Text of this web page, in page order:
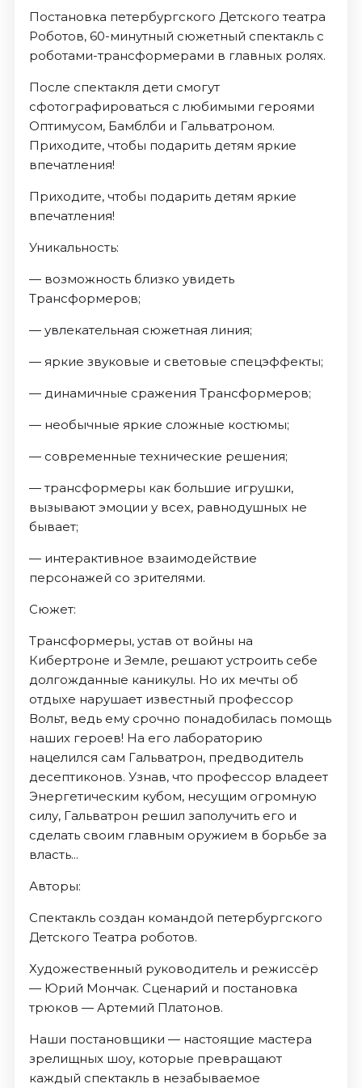
Постановка петербургского Детского театра
Роботов, 60-минутный сюжетный спектакль с
роботами-трансформерами в главных ролях.
После спектакля дети смогут
сфотографироваться с любимыми героями
Оптимусом, Бамблби и Гальватроном.
Приходите, чтобы подарить детям яркие
впечатления!
Приходите, чтобы подарить детям яркие
впечатления!
Уникальность:
— возможность близко увидеть
Трансформеров;
— увлекательная сюжетная линия;
— яркие звуковые и световые спецэффекты;
— динамичные сражения Трансформеров;
— необычные яркие сложные костюмы;
— современные технические решения;
— трансформеры как большие игрушки,
вызывают эмоции у всех, равнодушных не
бывает;
— интерактивное взаимодействие
персонажей со зрителями.
Сюжет:
Трансформеры, устав от войны на
Кибертроне и Земле, решают устроить себе
долгожданные каникулы. Но их мечты об
отдыхе нарушает известный профессор
Вольт, ведь ему срочно понадобилась помощь
наших героев! На его лабораторию
нацелился сам Гальватрон, предводитель
десептиконов. Узнав, что профессор владеет
Энергетическим кубом, несущим огромную
силу, Гальватрон решил заполучить его и
сделать своим главным оружием в борьбе за
власть...
Авторы:
Спектакль создан командой петербургского
Детского Театра роботов.
Художественный руководитель и режиссёр
— Юрий Мончак. Сценарий и постановка
трюков — Артемий Платонов.
Наши постановщики — настоящие мастера
зрелищных шоу, которые превращают
каждый спектакль в незабываемое